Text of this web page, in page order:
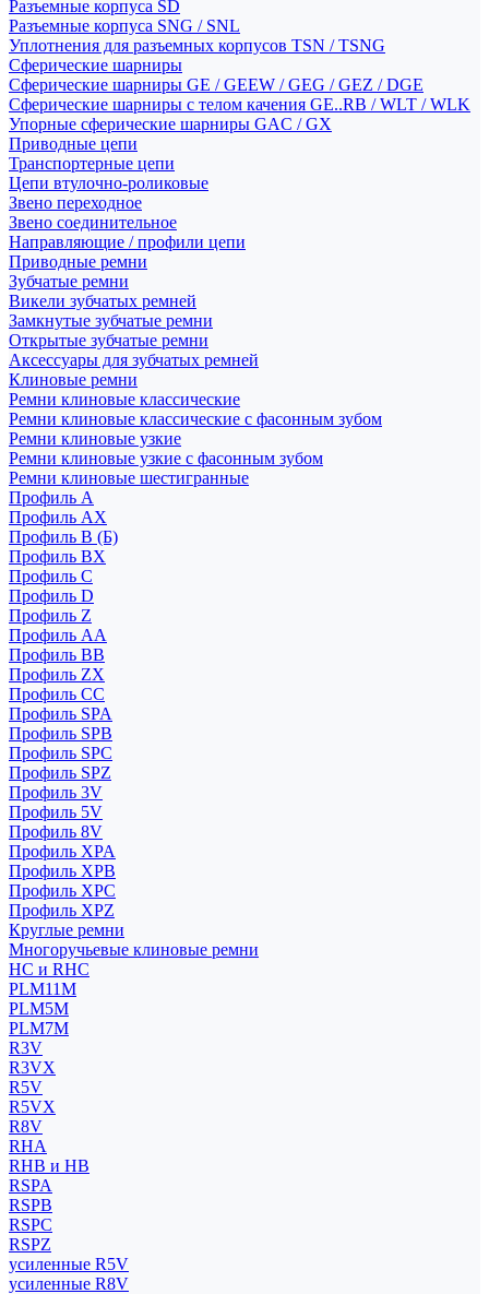
Разъемные корпуса SD
Разъемные корпуса SNG / SNL
Уплотнения для разъемных корпусов TSN / TSNG
Сферические шарниры
Сферические шарниры GE / GEEW / GEG / GEZ / DGE
Сферические шарниры с телом качения GE..RB / WLT / WLK
Упорные сферические шарниры GAC / GX
Приводные цепи
Транспортерные цепи
Цепи втулочно-роликовые
Звено переходное
Звено соединительное
Направляющие / профили цепи
Приводные ремни
Зубчатые ремни
Викели зубчатых ремней
Замкнутые зубчатые ремни
Открытые зубчатые ремни
Аксессуары для зубчатых ремней
Клиновые ремни
Ремни клиновые классические
Ремни клиновые классические с фасонным зубом
Ремни клиновые узкие
Ремни клиновые узкие с фасонным зубом
Ремни клиновые шестигранные
Профиль A
Профиль AX
Профиль B (Б)
Профиль BX
Профиль C
Профиль D
Профиль Z
Профиль АА
Профиль BB
Профиль ZX
Профиль CC
Профиль SPA
Профиль SPB
Профиль SPC
Профиль SPZ
Профиль 3V
Профиль 5V
Профиль 8V
Профиль XPA
Профиль XPB
Профиль XPC
Профиль XPZ
Круглые ремни
Многоручьевые клиновые ремни
HC и RHC
PLM11M
PLM5M
PLM7M
R3V
R3VX
R5V
R5VX
R8V
RHA
RHB и HB
RSPA
RSPB
RSPC
RSPZ
усиленные R5V
усиленные R8V